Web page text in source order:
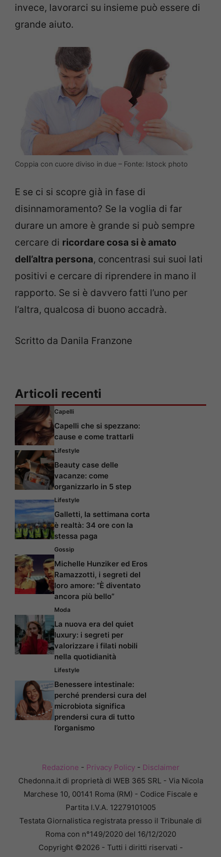
invece, lavorarci su insieme può essere di
grande aiuto.
Coppia con cuore diviso in due – Fonte: Istock photo
E se ci si scopre già in fase di
disinnamoramento? Se la voglia di far
durare un amore è grande si può sempre
cercare di ricordare cosa si è amato
dell’altra persona, concentrasi sui suoi lati
positivi e cercare di riprendere in mano il
rapporto. Se si è davvero fatti l’uno per
l’altra, qualcosa di buono accadrà.
Scritto da Danila Franzone
Articoli recenti
Capelli
Capelli che si spezzano:
cause e come trattarli
Lifestyle
Beauty case delle
vacanze: come
organizzarlo in 5 step
Lifestyle
Galletti, la settimana corta
è realtà: 34 ore con la
stessa paga
Gossip
Michelle Hunziker ed Eros
Ramazzotti, i segreti del
loro amore: “È diventato
ancora più bello”
Moda
La nuova era del quiet
luxury: i segreti per
valorizzare i filati nobili
nella quotidianità
Lifestyle
Benessere intestinale:
perché prendersi cura del
microbiota significa
prendersi cura di tutto
l’organismo
Redazione - Privacy Policy- Disclaimer
Chedonna.it di proprietà di WEB 365 SRL - Via Nicola
Marchese 10, 00141 Roma (RM) - Codice Fiscale e
Partita I.V.A. 12279101005
Testata Giornalistica registrata presso il Tribunale di
Roma con n°149/2020 del 16/12/2020
Copyright ©2026 - Tutti i diritti riservati -